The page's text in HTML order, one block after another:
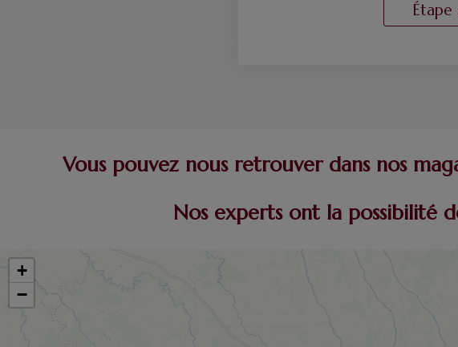
Vous pouvez nous retrouver dans nos
Nos experts ont la possibilité
+
−